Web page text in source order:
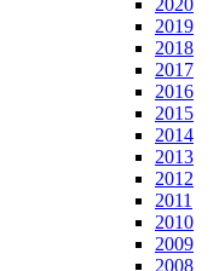
2020
2019
2018
2017
2016
2015
2014
2013
2012
2011
2010
2009
2008